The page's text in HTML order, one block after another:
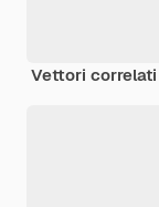
Vettori correlati